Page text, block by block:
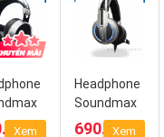
₫
Xem
Headphone
Soundmax
AH-712
690.000₫
Xem